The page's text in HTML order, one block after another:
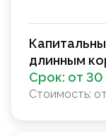
длинным
Срок: от 30
Стоимость: